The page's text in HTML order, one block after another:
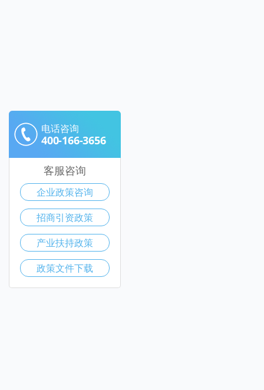
电话咨询
400-166-3656
客服咨询
企业政策咨询
招商引资政策
产业扶持政策
政策文件下载